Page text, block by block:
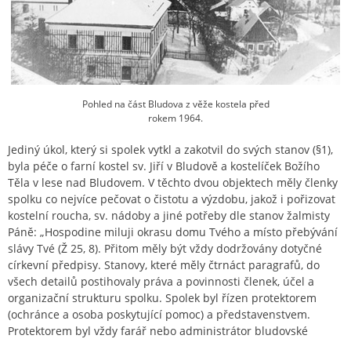
Pohled na část Bludova z věže kostela před
rokem 1964.
Jediný úkol, který si spolek vytkl a zakotvil do svých stanov (§1),
byla péče o farní kostel sv. Jiří v Bludově a kostelíček Božího
Těla v lese nad Bludovem. V těchto dvou objektech měly členky
spolku co nejvíce pečovat o čistotu a výzdobu, jakož i pořizovat
kostelní roucha, sv. nádoby a jiné potřeby dle stanov žalmisty
Páně: „Hospodine miluji okrasu domu Tvého a místo přebývání
slávy Tvé (Ž 25, 8). Přitom měly být vždy dodržovány dotyčné
církevní předpisy. Stanovy, které měly čtrnáct paragrafů, do
všech detailů postihovaly práva a povinnosti členek, účel a
organizační strukturu spolku. Spolek byl řízen protektorem
(ochránce a osoba poskytující pomoc) a představenstvem.
Protektorem byl vždy farář nebo administrátor bludovské